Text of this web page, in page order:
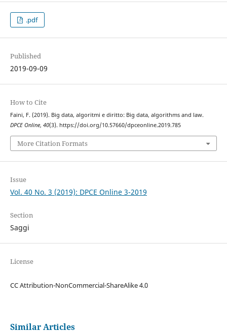
.pdf
Published
2019-09-09
How to Cite
Faini, F. (2019). Big data, algoritmi e diritto: Big data, algorithms and law.
DPCE Online, 40(3). https://doi.org/10.57660/dpceonline.2019.785
More Citation Formats
Issue
Vol. 40 No. 3 (2019): DPCE Online 3-2019
Section
Saggi
License
CC Attribution-NonCommercial-ShareAlike 4.0
Similar Articles